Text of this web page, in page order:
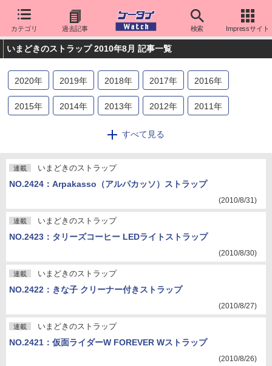
カテゴリ 過去記事 検索 Impressサイト
いまどきのストラップ 2010年8月 記事一覧
2020年 2019年 2018年 2017年 2016年
2015年 2014年 2013年 2012年 2011年
2008年 2007
2000年
すべて見る
連載 いまどきのストラップ
NO.2424：Arpakasso（アルパカッソ）ストラップ
(2010/8/31)
連載 いまどきのストラップ
NO.2423：タリーズコーヒー LEDライトストラップ
(2010/8/30)
連載 いまどきのストラップ
NO.2422：きな子 クリーナー付きストラップ
(2010/8/27)
連載 いまどきのストラップ
NO.2421：仮面ライダーW FOREVER Wストラップ
(2010/8/26)